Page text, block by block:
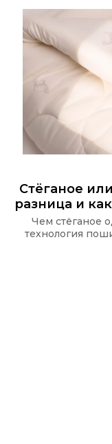
Стёганое
разница и
Чем стёганое
технология